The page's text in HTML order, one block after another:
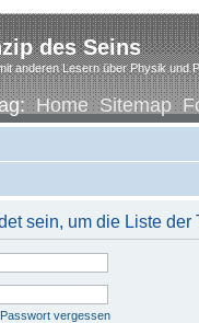
des Seins
anderen Lesern über Physik und
Home Sitemap
sein, um die Liste
vergessen